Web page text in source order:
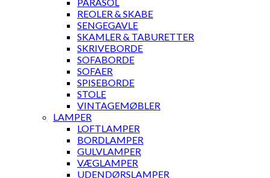
REOLER & SKABE
SENGEGAVLE
SKAMLER & TABURETTER
SKRIVEBORDE
SOFABORDE
SOFAER
SPISEBORDE
STOLE
VINTAGEMØBLER
LAMPER
LOFTLAMPER
BORDLAMPER
GULVLAMPER
VÆGLAMPER
UDENDØRSLAMPER